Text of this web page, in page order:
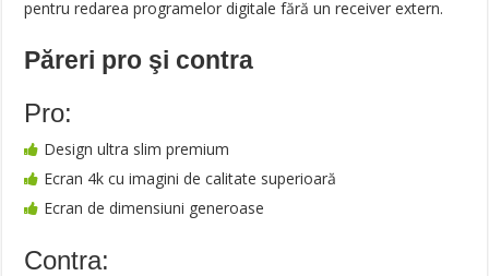
pentru redarea programelor digitale fără un receiver extern.
Păreri pro şi contra
Pro:
Design ultra slim premium
Ecran 4k cu imagini de calitate superioară
Ecran de dimensiuni generoase
Contra: